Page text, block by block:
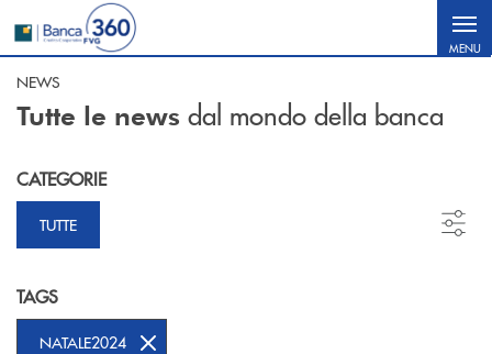
Salta al contenuto principale
MENU
NEWS
Tutte le news dal mondo della banca
CATEGORIE
TUTTE
TAGS
NATALE2024